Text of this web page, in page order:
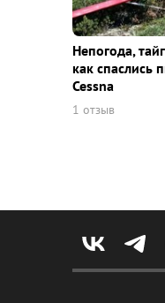
Непогода,
как спаслись
Cessna
1 отзыв